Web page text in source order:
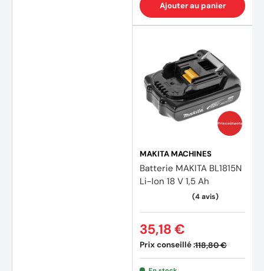
Ajouter au panier
Prix coûtants
MAKITA MACHINES
Batterie MAKITA BL1815N
Li-Ion 18 V 1,5 Ah
Prix conseillé :118,80 €
35,18 €